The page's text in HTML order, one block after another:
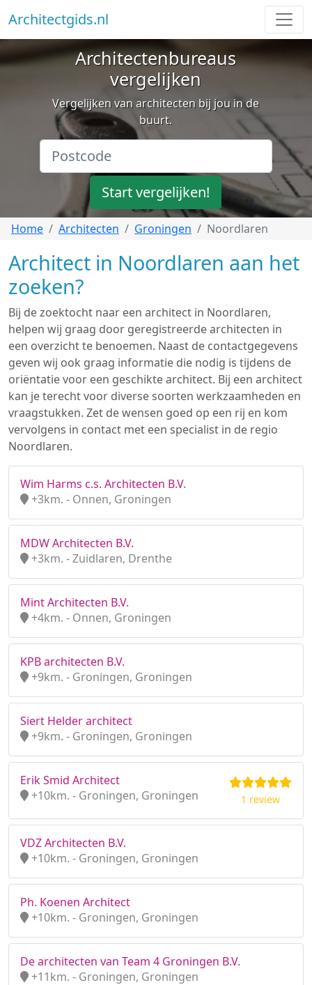
Architectgids.nl
Architectenbureaus
vergelijken
Vergelijken van architecten bij jou in de
buurt.
Start vergelijken!
Home Architecten Groningen Noordlaren
Architect in Noordlaren aan het
zoeken?
Bij de zoektocht naar een architect in Noordlaren,
helpen wij graag door geregistreerde architecten in
een overzicht te benoemen. Naast de contactgegevens
geven wij ook graag informatie die nodig is tijdens de
oriëntatie voor een geschikte architect. Bij een architect
kan je terecht voor diverse soorten werkzaamheden en
vraagstukken. Zet de wensen goed op een rij en kom
vervolgens in contact met een specialist in de regio
Noordlaren.
Wim Harms c.s. Architecten B.V.
+3km. - Onnen, Groningen
MDW Architecten B.V.
+3km. - Zuidlaren, Drenthe
Mint Architecten B.V.
+4km. - Onnen, Groningen
KPB architecten B.V.
+9km. - Groningen, Groningen
Siert Helder architect
+9km. - Groningen, Groningen
Erik Smid Architect
+10km. - Groningen, Groningen
1 review
VDZ Architecten B.V.
+10km. - Groningen, Groningen
Ph. Koenen Architect
+10km. - Groningen, Groningen
De architecten van Team 4 Groningen B.V.
+11km. - Groningen, Groningen